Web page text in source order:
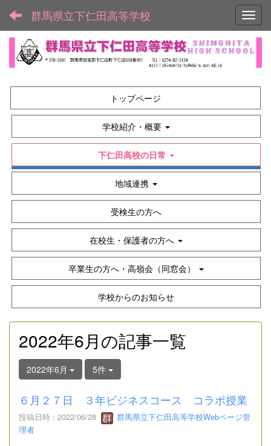
群馬県立下仁田高等学校
トップページ
学校紹介・概要
下仁田高校の日常
地域連携
受検生の方へ
在校生・保護者の方へ
卒業生の方へ・高嶺会（同窓会）
学校からのお知らせ
2022年6月の記事一覧
2022年6月 5件
６月２７日 ３年ビジネスコース コラボ授業
投稿日時 : 2022/06/28
群馬県立下仁田高等学校Webページ管
理者